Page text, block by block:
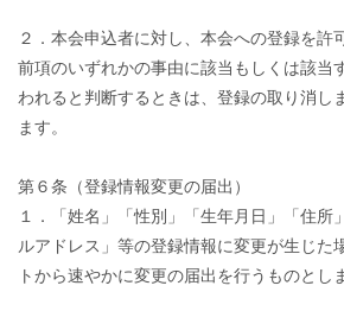
２．本会申込者に対し、本会への登録を許
前項のいずれかの事由に該当もしくは該当
われると判断するときは、登録の取り消し
ます。
第６条（登録情報変更の届出）
１．「姓名」「性別」「生年月日」「住所
ルアドレス」等の登録情報に変更が生じた
トから速やかに変更の届出を行うものとし